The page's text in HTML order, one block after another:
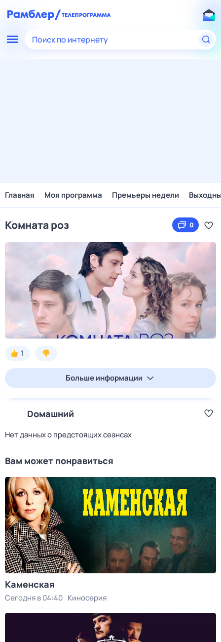
Поиск по интернету
Главная Моя программа Премьеры недели
Комната роз 0
1
Больше информации
Dомашний
Нет данных о предстоящих сеансах
Вам может понравиться
Каменская
Сегодня в 04:40 Киносерия